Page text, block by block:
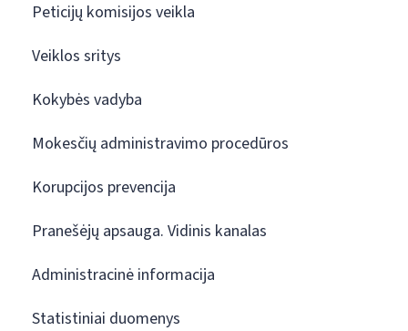
Peticijų komisijos veikla
Veiklos sritys
Kokybės vadyba
Mokesčių administravimo procedūros
Korupcijos prevencija
Pranešėjų apsauga. Vidinis kanalas
Administracinė informacija
Statistiniai duomenys